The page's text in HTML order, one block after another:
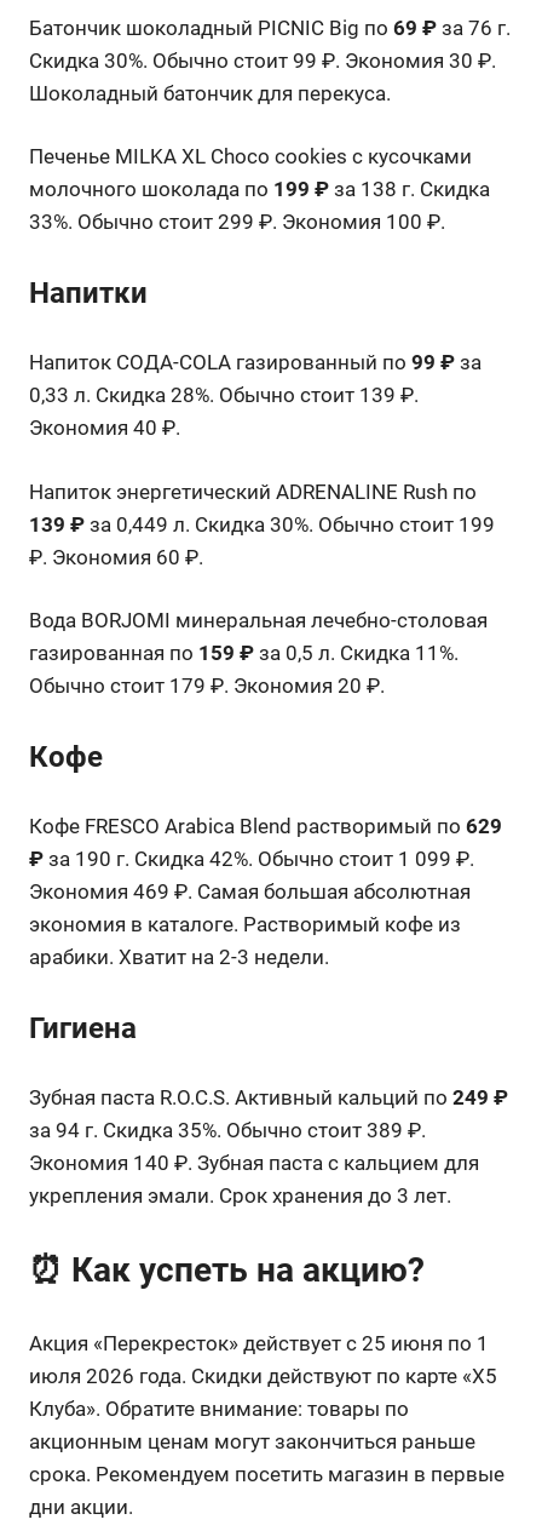
Батончик шоколадный PICNIC Big по 69 ₽ за 76 г.
Скидка 30%. Обычно стоит 99 ₽. Экономия 30 ₽.
Шоколадный батончик для перекуса.
Печенье MILKA XL Choco cookies с кусочками
молочного шоколада по 199 ₽ за 138 г. Скидка
33%. Обычно стоит 299 ₽. Экономия 100 ₽.
Напитки
Напиток СОДА-COLA газированный по 99 ₽ за
0,33 л. Скидка 28%. Обычно стоит 139 ₽.
Экономия 40 ₽.
Напиток энергетический ADRENALINE Rush по
139 ₽ за 0,449 л. Скидка 30%. Обычно стоит 199
₽. Экономия 60 ₽.
Вода BORJOMI минеральная лечебно-столовая
газированная по 159 ₽ за 0,5 л. Скидка 11%.
Обычно стоит 179 ₽. Экономия 20 ₽.
Кофе
Кофе FRESCO Arabica Blend растворимый по 629
₽ за 190 г. Скидка 42%. Обычно стоит 1 099 ₽.
Экономия 469 ₽. Самая большая абсолютная
экономия в каталоге. Растворимый кофе из
арабики. Хватит на 2-3 недели.
Гигиена
Зубная паста R.O.C.S. Активный кальций по 249 ₽
за 94 г. Скидка 35%. Обычно стоит 389 ₽.
Экономия 140 ₽. Зубная паста с кальцием для
укрепления эмали. Срок хранения до 3 лет.
⏰ Как успеть на акцию?
Акция «Перекресток» действует с 25 июня по 1
июля 2026 года. Скидки действуют по карте «X5
Клуба». Обратите внимание: товары по
акционным ценам могут закончиться раньше
срока. Рекомендуем посетить магазин в первые
дни акции.